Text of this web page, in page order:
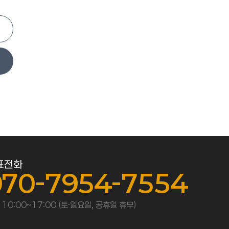
전화
7954-7554
10:00~17:00 (토·일요일, 공휴일 휴무)